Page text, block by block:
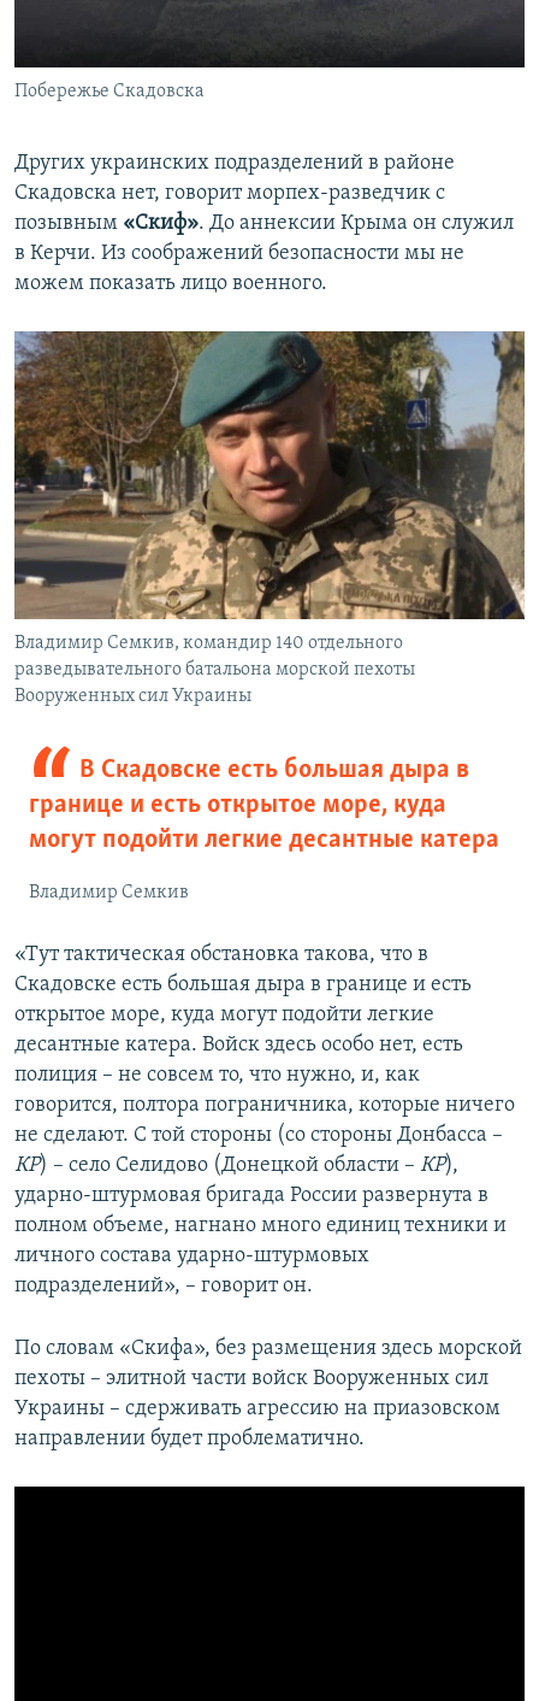
Побережье Скадовска
Других украинских подразделений в районе
Скадовска нет, говорит морпех-разведчик с
позывным «Скиф». До аннексии Крыма он служил
в Керчи. Из соображений безопасности мы не
можем показать лицо военного.
Владимир Семкив, командир 140 отдельного
разведывательного батальона морской пехоты
Вооруженных сил Украины
В Скадовске есть большая дыра в
границе и есть открытое море, куда
могут подойти легкие десантные катера
Владимир Семкив
«Тут тактическая обстановка такова, что в
Скадовске есть большая дыра в границе и есть
открытое море, куда могут подойти легкие
десантные катера. Войск здесь особо нет, есть
полиция – не совсем то, что нужно, и, как
говорится, полтора пограничника, которые ничего
не сделают. С той стороны (со стороны Донбасса –
КР) – село Селидово (Донецкой области – КР),
ударно-штурмовая бригада России развернута в
полном объеме, нагнано много единиц техники и
личного состава ударно-штурмовых
подразделений», – говорит он.
По словам «Скифа», без размещения здесь морской
пехоты – элитной части войск Вооруженных сил
Украины – сдерживать агрессию на приазовском
направлении будет проблематично.